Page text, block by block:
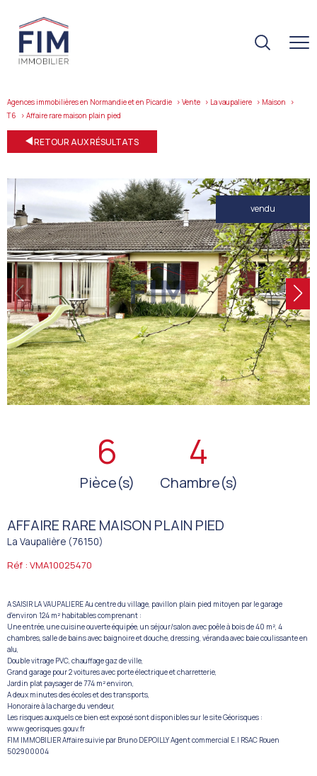
Agences immobilières en Normandie et en Picardie Vente La vaupaliere
Maison
T6
affaire rare maison plain pied
RETOUR AUX RÉSULTATS
vendu
6
Pièce(s)
4
Chambre(s)
AFFAIRE RARE MAISON PLAIN PIED
La Vaupalière (76150)
Réf : VMA10025470
A SAISIR LA VAUPALIERE Au centre du village, pavillon plain pied mitoyen par le garage
d'environ 124 m² habitables comprenant :
Une entrée, une cuisine ouverte équipée, un séjour/salon avec poêle à bois de 40 m², 4
chambres, salle de bains avec baignoire et douche, dressing, véranda avec baie coulissante en
alu,
Double vitrage PVC, chauffage gaz de ville,
Grand garage pour 2 voitures avec porte électrique et charretterie,
Jardin plat paysager de 774 m² environ,
A deux minutes des écoles et des transports,
Honoraire à la charge du vendeur,
Les risques auxquels ce bien est exposé sont disponibles sur le site Géorisques :
www.georisques.gouv.fr
FIM IMMOBILIER Affaire suivie par Bruno DEPOILLY Agent commercial E.I RSAC Rouen
502900004